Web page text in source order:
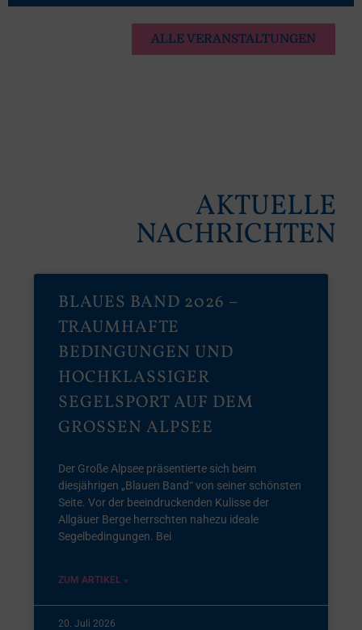
ALLE VERANSTALTUNGEN
AKTUELLE
NACHRICHTEN
BLAUES BAND 2026 –
TRAUMHAFTE
BEDINGUNGEN UND
HOCHKLASSIGER
SEGELSPORT AUF DEM
GROSSEN ALPSEE
Der Große Alpsee präsentierte sich beim
diesjährigen „Blauen Band“ von seiner schönsten
Seite. Vor der beeindruckenden Kulisse der
Allgäuer Berge herrschten nahezu ideale
Segelbedingungen. Bei
ZUM ARTIKEL »
20. Juli 2026